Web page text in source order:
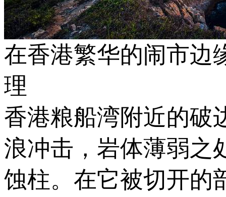
在香港繁华的闹市边
理
香港粮船湾附近的破
浪冲击，岩体薄弱之
蚀柱。在它被切开的